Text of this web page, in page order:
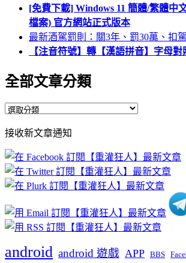
[免費下載] Windows 11 簡體/繁體中
檔案) 官方網站正式版本
最新酒駕罰則：關3年、罰30萬、扣
【注音符號】轉【漢語拼音】字母對
全部文章分類
全
文
章
分
類
接收新文章通知
android android 遊戲 APP BBS